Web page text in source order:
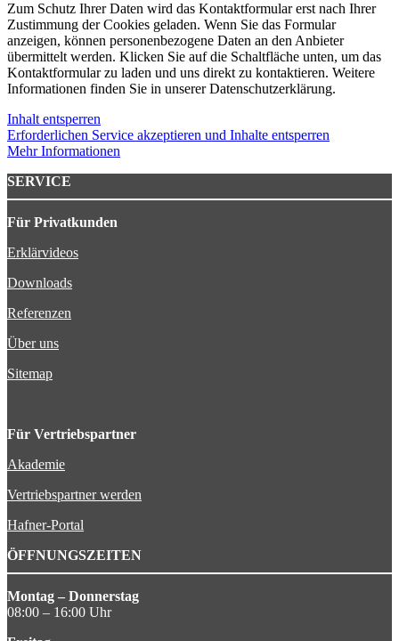
Zum Schutz Ihrer Daten wird das Kontaktformular erst nach Ihrer
Zustimmung der Cookies geladen. Wenn Sie das Formular
anzeigen, können personenbezogene Daten an den Anbieter
übermittelt werden. Klicken Sie auf die Schaltfläche unten, um das
Kontaktformular zu laden und uns direkt zu kontaktieren. Weitere
Informationen finden Sie in unserer Datenschutzerklärung.
Inhalt entsperren
Erforderlichen Service akzeptieren und Inhalte entsperren
Mehr Informationen
SERVICE
Für Privatkunden
Erklärvideos
Downloads
Referenzen
Über uns
Sitemap
Für Vertriebspartner
Akademie
Vertriebspartner werden
Hafner-Portal
ÖFFNUNGSZEITEN
Montag – Donnerstag
08:00 – 16:00 Uhr